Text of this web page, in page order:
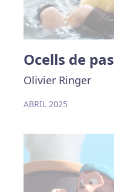
Ocells de pas
Olivier Ringer
ABRIL 2025